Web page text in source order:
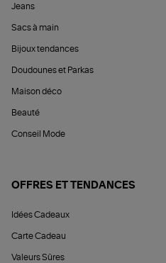
Jeans
Sacs à main
Bijoux tendances
Doudounes et Parkas
Maison déco
Beauté
Conseil Mode
OFFRES ET TENDANCES
Idées Cadeaux
Carte Cadeau
Valeurs Sûres